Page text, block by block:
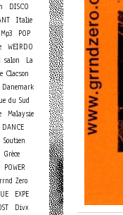
DISCO
Italie
Mp3
POP
WEIRDO
salon
La
Clacson
Danemark
du Sud
Malaysie
DANCE
Soutien
Grèce
POWER
Zero
EXPE
Divx